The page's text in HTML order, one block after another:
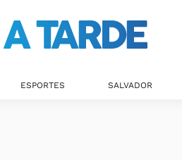
ESPORTES SALVADOR